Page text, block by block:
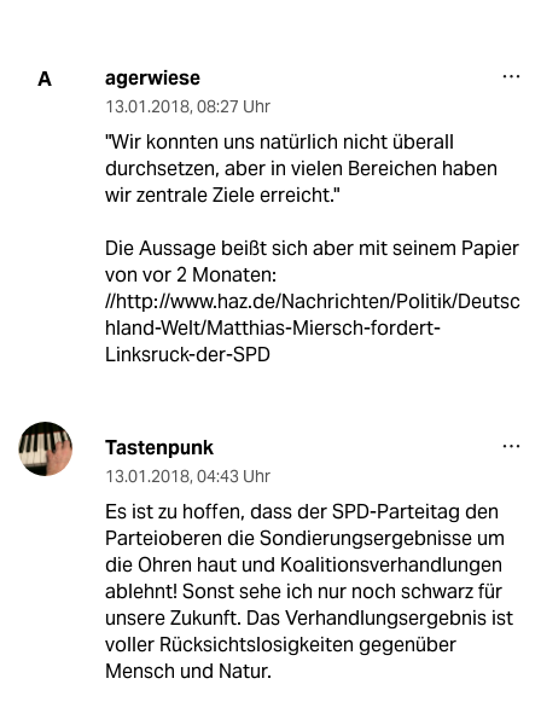
A agerwiese
13.01.2018, 08:27 Uhr
"Wir konnten uns natürlich nicht überall
durchsetzen, aber in vielen Bereichen haben
wir zentrale Ziele erreicht."
Die Aussage beißt sich aber mit seinem Papier
von vor 2 Monaten:
//http://www.haz.de/Nachrichten/Politik/Deutsc
hland-Welt/Matthias-Miersch-fordert-
Linksruck-der-SPD
Tastenpunk
13.01.2018, 04:43 Uhr
Es ist zu hoffen, dass der SPD-Parteitag den
Parteioberen die Sondierungsergebnisse um
die Ohren haut und Koalitionsverhandlungen
ablehnt! Sonst sehe ich nur noch schwarz für
unsere Zukunft. Das Verhandlungsergebnis ist
voller Rücksichtslosigkeiten gegenüber
Mensch und Natur.